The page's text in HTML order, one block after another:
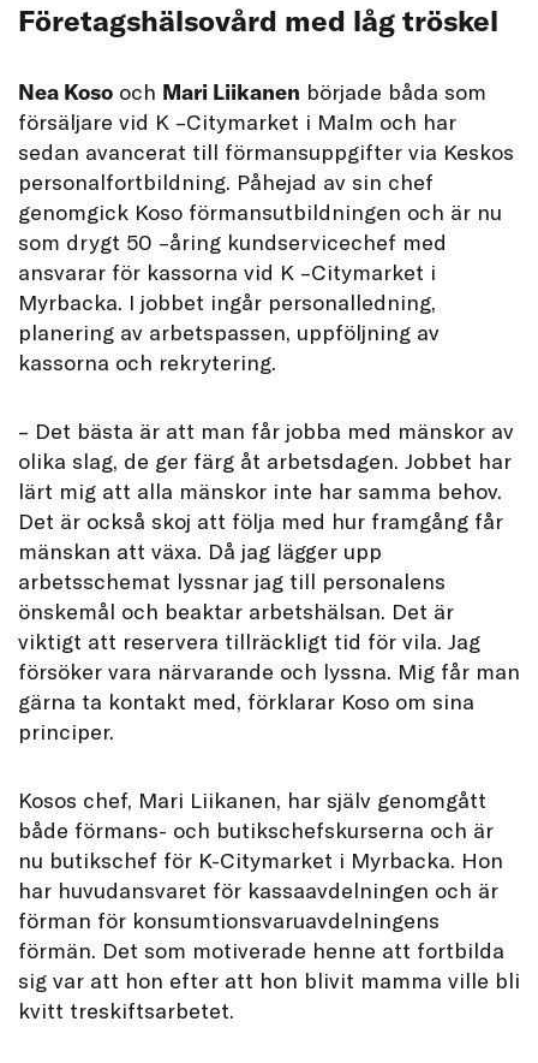
Företagshälsovård med låg tröskel
Nea Koso och Mari Liikanen började båda som
försäljare vid K –Citymarket i Malm och har
sedan avancerat till förmansuppgifter via Keskos
personalfortbildning. Påhejad av sin chef
genomgick Koso förmansutbildningen och är nu
som drygt 50 –åring kundservicechef med
ansvarar för kassorna vid K –Citymarket i
Myrbacka. I jobbet ingår personalledning,
planering av arbetspassen, uppföljning av
kassorna och rekrytering.
– Det bästa är att man får jobba med mänskor av
olika slag, de ger färg åt arbetsdagen. Jobbet har
lärt mig att alla mänskor inte har samma behov.
Det är också skoj att följa med hur framgång får
mänskan att växa. Då jag lägger upp
arbetsschemat lyssnar jag till personalens
önskemål och beaktar arbetshälsan. Det är
viktigt att reservera tillräckligt tid för vila. Jag
försöker vara närvarande och lyssna. Mig får man
gärna ta kontakt med, förklarar Koso om sina
principer.
Kosos chef, Mari Liikanen, har själv genomgått
både förmans- och butikschefskurserna och är
nu butikschef för K-Citymarket i Myrbacka. Hon
har huvudansvaret för kassaavdelningen och är
förman för konsumtionsvaruavdelningens
förmän. Det som motiverade henne att fortbilda
sig var att hon efter att hon blivit mamma ville bli
kvitt treskiftsarbetet.